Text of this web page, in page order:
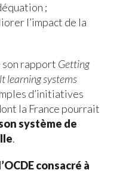
;
l’impact de la
son rapport Getting
learning systems
d’initiatives
la France pourrait
système de
.
consacré à